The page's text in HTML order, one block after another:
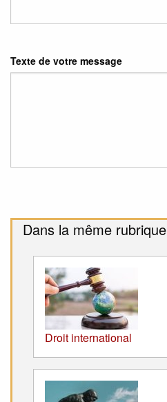
Texte de votre message
Dans la même rubrique
Droit international